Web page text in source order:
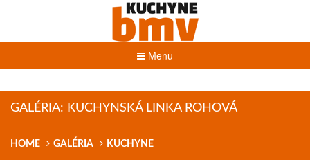
Menu
GALÉRIA: KUCHYNSKÁ LINKA ROHOVÁ
HOME GALÉRIA KUCHYNE